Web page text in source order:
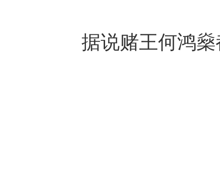
据说赌王何鸿燊